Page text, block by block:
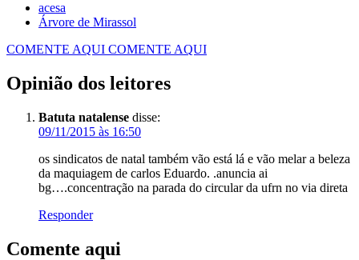
acesa
Árvore de Mirassol
COMENTE AQUI COMENTE AQUI
Opinião dos leitores
Batuta natalense disse:
09/11/2015 às 16:50
os sindicatos de natal também vão está lá e vão melar a beleza
da maquiagem de carlos Eduardo. .anuncia ai
bg….concentração na parada do circular da ufrn no via direta
Responder
Comente aqui